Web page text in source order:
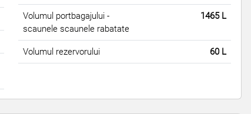
Volumul portbagajului -
scaunele scaunele rabatate
1465 L
Volumul rezervorului 60 L